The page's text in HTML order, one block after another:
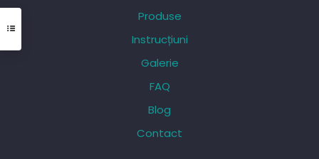
Produse
Instrucțiuni
Galerie
FAQ
Blog
Contact